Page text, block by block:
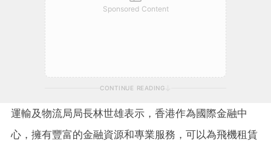
Sponsored Content
CONTINUE READING
運輸及物流局局長林世雄表示，香港作為國際金融中
心，擁有豐富的金融資源和專業服務，可以為飛機租賃